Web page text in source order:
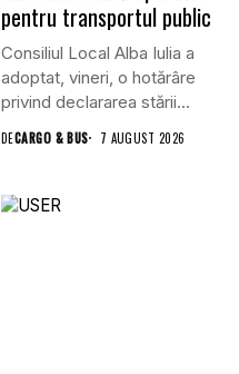
pentru transportul public
Consiliul Local Alba Iulia a
adoptat, vineri, o hotărâre
privind declararea stării...
DECARGO & BUS 7 AUGUST 2026